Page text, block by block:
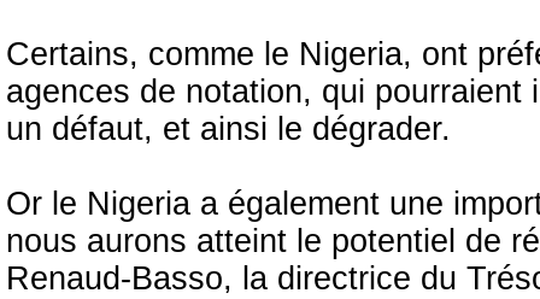
Certains, comme le Nigeria, ont
agences de notation, qui pourraient
un défaut, et ainsi le dégrader.
Or le Nigeria a également une
nous aurons atteint le potentiel de
Renaud-Basso, la directrice du